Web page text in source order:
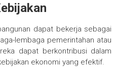
dapat bekerja sebagai
lembaga pemerintahan atau
dapat berkontribusi dalam
ekonomi yang efektif.